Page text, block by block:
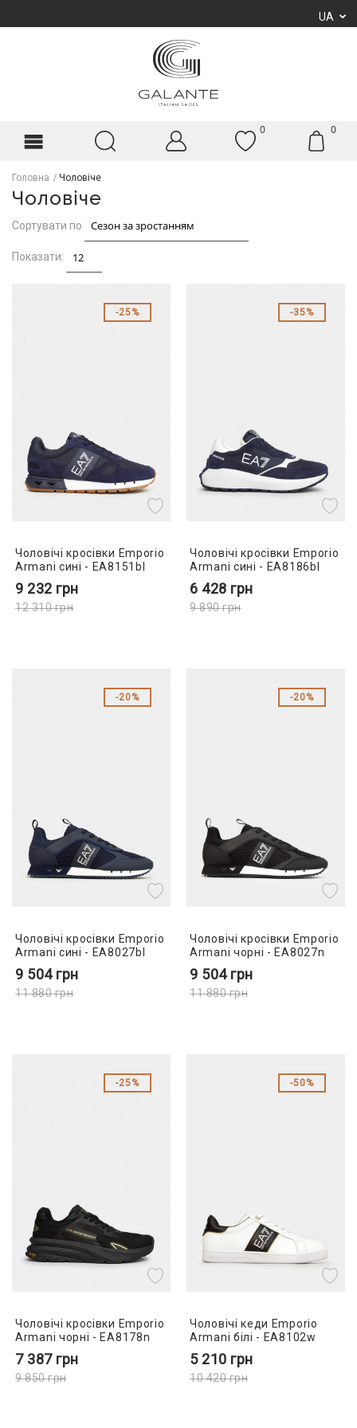
UA
0 0
Головна Чоловіче
Чоловіче
Сортувати по
Показати:
25%
Чоловічі кросівки Emporio
Armani сині - EA8151bl
9 232 грн
12 310грн
35%
Чоловічі кросівки Emporio
Armani сині - EA8186bl
6 428 грн
9 890грн
20%
Чоловічі кросівки Emporio
Armani сині - EA8027bl
9 504грн
11 880грн
20%
Чоловічі кросівки Emporio
Armani чорні - EA8027n
9 504грн
11 880грн
25%
Чоловічі кросівки Emporio
Armani чорні - EA8178n
7 387 грн
9 850грн
50%
Чоловічі кеди Emporio
Armani білі - EA8102w
5 210 грн
10 420грн